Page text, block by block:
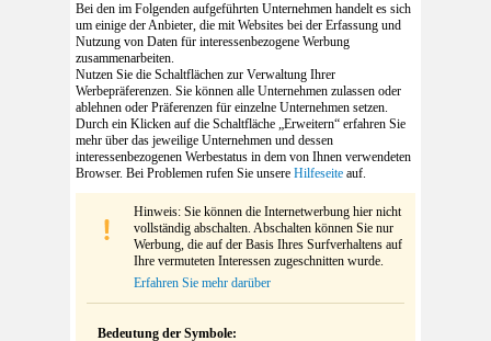
Bei den im Folgenden aufgeführten Unternehmen handelt es sich
um einige der Anbieter, die mit Websites bei der Erfassung und
Nutzung von Daten für interessenbezogene Werbung
zusammenarbeiten.
Nutzen Sie die Schaltflächen zur Verwaltung Ihrer
Werbepräferenzen. Sie können alle Unternehmen zulassen oder
ablehnen oder Präferenzen für einzelne Unternehmen setzen.
Durch ein Klicken auf die Schaltfläche „Erweitern“ erfahren Sie
mehr über das jeweilige Unternehmen und dessen
interessenbezogenen Werbestatus in dem von Ihnen verwendeten
Browser. Bei Problemen rufen Sie unsere Hilfeseite auf.
Hinweis: Sie können die Internetwerbung hier nicht
vollständig abschalten. Abschalten können Sie nur
Werbung, die auf der Basis Ihres Surfverhaltens auf
Ihre vermuteten Interessen zugeschnitten wurde.
Erfahren Sie mehr darüber
Bedeutung der Symbole: